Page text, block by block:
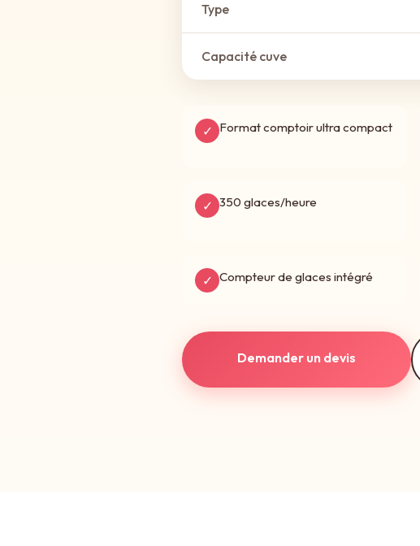
Type
Capacité cuve
✓ Format comptoir ultra compact
✓ 350 glaces/heure
✓ Compteur de glaces intégré
Demander un devis